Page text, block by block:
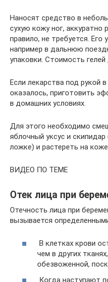
Наносят средство в
сухую кожу ног, аккуратно
правило, не требуется.
например в дальнюю
упаковки. Стоимость
Если лекарства под рукой
оказалось, приготовить
в домашних условиях.
Для этого необходимо
яблочный уксус и
ложке) и растереть на коже
ВИДЕО ПО ТЕМЕ
Отек лица при
Отечность лица при
вызывается
В клетках крови
чем в других
обезвоженной,
Когда наступают